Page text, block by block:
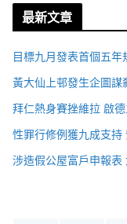
最新文章
目標九月發表首個五
黃大仙上邨發生企圖
拜仁熱身賽挫維拉 啟
性罪行修例獲九成支
涉造假公屋富戶申報表